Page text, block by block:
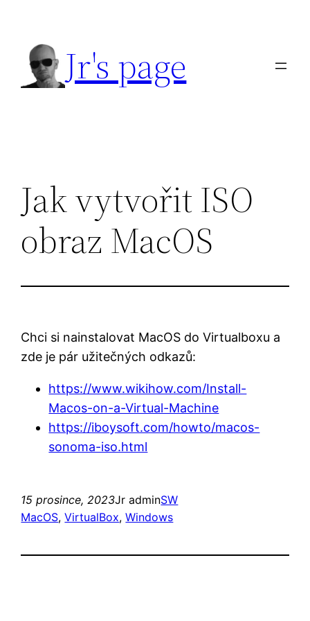
obsah
Jr's page
Jak vytvořit ISO
obraz MacOS
Chci si nainstalovat MacOS do Virtualboxu a
zde je pár užitečných odkazů:
https://www.wikihow.com/Install-
Macos-on-a-Virtual-Machine
https://iboysoft.com/howto/macos-
sonoma-iso.html
15 prosince, 2023Jr adminSW
MacOS, VirtualBox, Windows